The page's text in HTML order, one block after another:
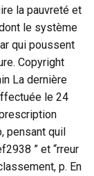
la pauvreté et
le système
qui poussent
Copyright
La dernière
le 24
pensant quil
” et “rreur
p. En